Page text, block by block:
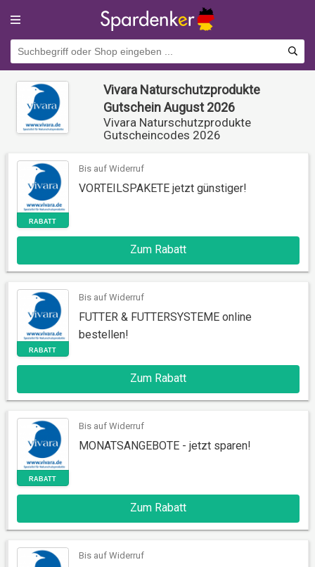
Vivara Naturschutzprodukte
Gutschein August 2026
Vivara Naturschutzprodukte
Gutscheincodes 2026
Bis auf Widerruf
VORTEILSPAKETE jetzt günstiger!
Zum Rabatt
Bis auf Widerruf
FUTTER & FUTTERSYSTEME online
bestellen!
Zum Rabatt
RABATT
Bis auf Widerruf
MONATSANGEBOTE - jetzt sparen!
Zum Rabatt
Bis auf Widerruf